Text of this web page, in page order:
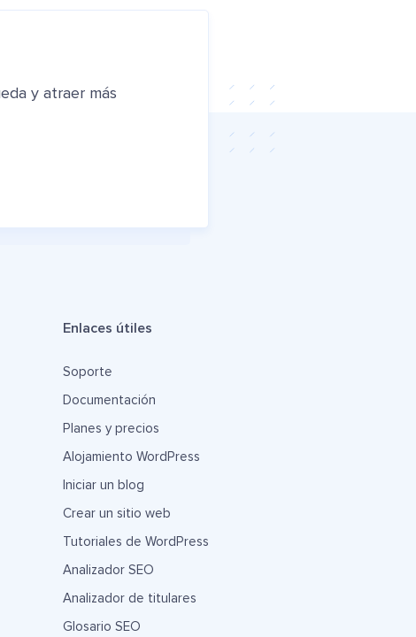
y atraer más
Enlaces útiles
Soporte
Documentación
Planes y precios
Alojamiento WordPress
Iniciar un blog
Crear un sitio web
Tutoriales de WordPress
Analizador SEO
Analizador de titulares
Glosario SEO